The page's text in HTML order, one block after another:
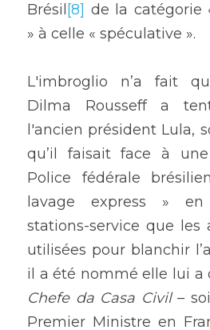
Brésil [8] de la catégorie
» à celle « spéculative ».
L'imbroglio n’a fait
Dilma Rousseff a
l'ancien président Lula,
qu’il faisait face à
Police fédérale
lavage express »
stations-service que les
utilisées pour blanchir
Chefe da Casa Civil –
Premier Ministre en